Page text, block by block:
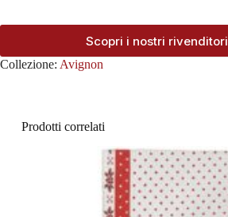
Scopri i nostri rivenditori
Collezione: Avignon
Prodotti correlati